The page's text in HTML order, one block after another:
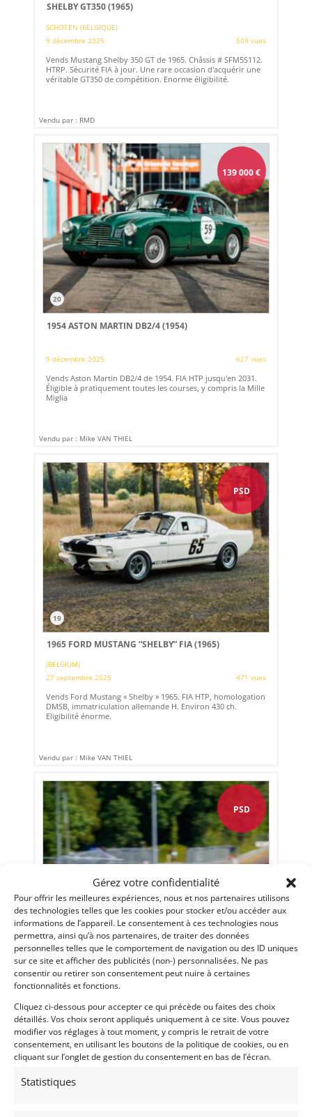
Gérez votre confidentialité
Pour offrir les meilleures expériences, nous et nos partenaires utilisons
des technologies telles que les cookies pour stocker et/ou accéder aux
informations de l’appareil. Le consentement à ces technologies nous
permettra, ainsi qu’à nos partenaires, de traiter des données
personnelles telles que le comportement de navigation ou des ID uniques
sur ce site et afficher des publicités (non-) personnalisées. Ne pas
consentir ou retirer son consentement peut nuire à certaines
fonctionnalités et fonctions.
Cliquez ci-dessous pour accepter ce qui précède ou faites des choix
détaillés. Vos choix seront appliqués uniquement à ce site. Vous pouvez
modifier vos réglages à tout moment, y compris le retrait de votre
consentement, en utilisant les boutons de la politique de cookies, ou en
cliquant sur l’onglet de gestion du consentement en bas de l’écran.
Statistiques
SHELBY GT350 (1965)
SCHOTEN (BELGIQUE)
9 décembre 2025
508 vues
Vends Mustang Shelby 350 GT de 1965. Châssis # SFM5S112.
HTRP. Sécurité FIA à jour. Une rare occasion d'acquérir une
véritable GT350 de compétition. Enorme éligibilité.
Vendu par : RMD
139 000€
20
1954 ASTON MARTIN DB2/4 (1954)
9 décembre 2025 627 vues
Vends Aston Martin DB2/4 de 1954. FIA HTP jusqu'en 2031.
Éligible à pratiquement toutes les courses, y compris la Mille
Miglia
Vendu par : Mike VAN THIEL
PSD
19
1965 FORD MUSTANG “SHELBY” FIA (1965)
(BELGIUM)
27 septembre 2025
471 vues
Vends Ford Mustang « Shelby » 1965. FIA HTP, homologation
DMSB, immatriculation allemande H. Environ 430 ch.
Eligibilité énorme.
Vendu par : Mike VAN THIEL
PSD
7
PORSCHE 356 PRE A 1500 FIA (1955)
MEUDON (FRANCE)
Vends PORSCHE 356 Pré A de 1955Parfaitement entretenue
et en total ordre de marche. Eligibilité exceptionnelle !